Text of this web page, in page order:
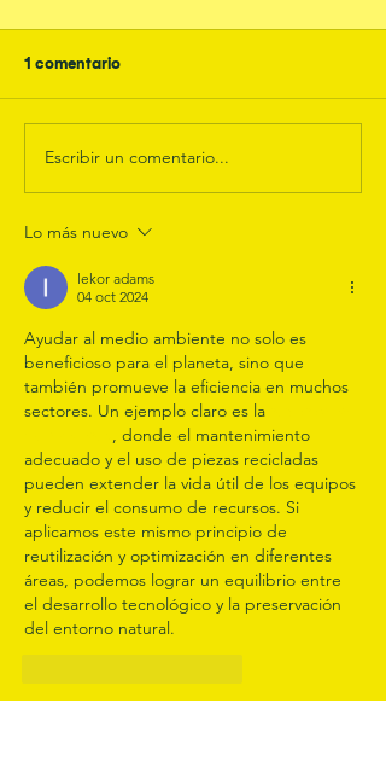
1 comentario
Escribir un comentario...
Lo más nuevo
lekor adams
04 oct 2024
Ayudar al medio ambiente no solo es
beneficioso para el planeta, sino que
también promueve la eficiencia en muchos
sectores. Un ejemplo claro es la
, donde el mantenimiento
adecuado y el uso de piezas recicladas
pueden extender la vida útil de los equipos
y reducir el consumo de recursos. Si
aplicamos este mismo principio de
reutilización y optimización en diferentes
áreas, podemos lograr un equilibrio entre
el desarrollo tecnológico y la preservación
del entorno natural.